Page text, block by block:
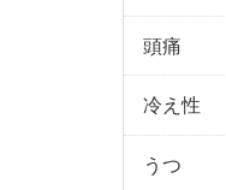
頭痛
冷え性
うつ